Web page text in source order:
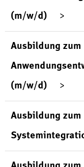
(m/w/d)
Ausbildung
(m/w/d)
Ausbildung